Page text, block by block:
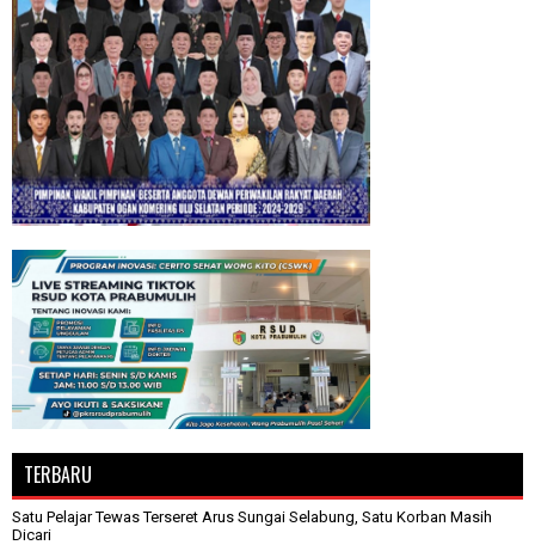
TERBARU
Satu Pelajar Tewas Terseret Arus Sungai Selabung, Satu Korban Masih
Dicari